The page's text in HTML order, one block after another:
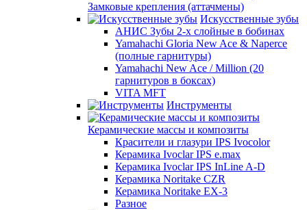
Замковые крепления (аттачмены)
Искусственные зубы
АНИС Зубы 2-х слойные в бобинах
Yamahachi Gloria New Ace & Naperce
(полные гарнитуры)
Yamahachi New Ace / Million (20
гарнитуров в боксах)
VITA MFT
Инструменты
Керамические массы и композиты
Красители и глазури IPS Ivocolor
Керамика Ivoclar IPS e.max
Керамика Ivoclar IPS InLine A-D
Керамика Noritake CZR
Керамика Noritake EX-3
Разное